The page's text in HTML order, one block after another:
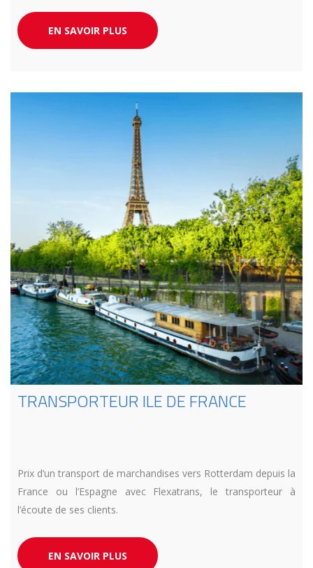
EN SAVOIR PLUS
TRANSPORTEUR ILE DE FRANCE
Prix d’un transport de marchandises vers Rotterdam depuis la
France ou l’Espagne avec Flexatrans, le transporteur à
l’écoute de ses clients.
EN SAVOIR PLUS